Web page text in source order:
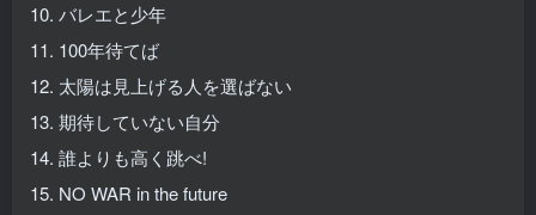
10. バレエと少年
11. 100年待てば
12. 太陽は見上げる人を選ばない
13. 期待していない自分
14. 誰よりも高く跳べ!
15. NO WAR in the future